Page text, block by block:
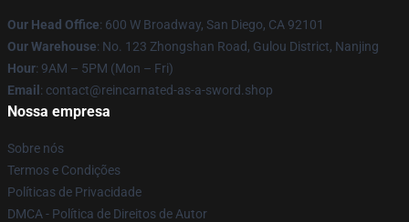
Our Head Office: 600 W Broadway, San Diego, CA 92101
Our Warehouse: No. 123 Zhongshan Road, Gulou District, Nanjing
Hour: 9AM – 5PM (Mon – Fri)
Email : contact@reincarnated-as-a-sword.shop
Nossa empresa
Sobre nós
Termos e Condições
Políticas de Privacidade
DMCA - Política de Direitos de Autor